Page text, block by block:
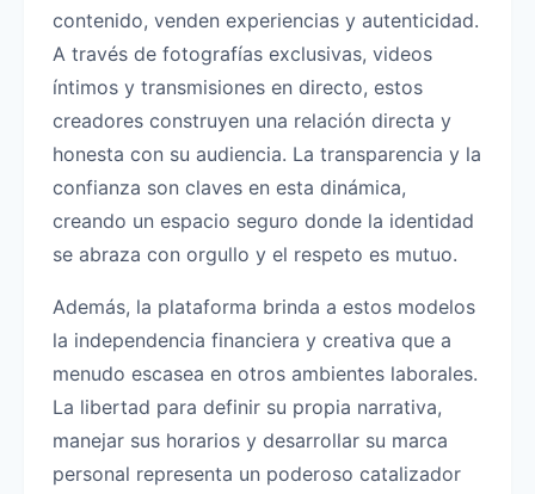
contenido, venden experiencias y autenticidad.
A través de fotografías exclusivas, videos
íntimos y transmisiones en directo, estos
creadores construyen una relación directa y
honesta con su audiencia. La transparencia y la
confianza son claves en esta dinámica,
creando un espacio seguro donde la identidad
se abraza con orgullo y el respeto es mutuo.
Además, la plataforma brinda a estos modelos
la independencia financiera y creativa que a
menudo escasea en otros ambientes laborales.
La libertad para definir su propia narrativa,
manejar sus horarios y desarrollar su marca
personal representa un poderoso catalizador